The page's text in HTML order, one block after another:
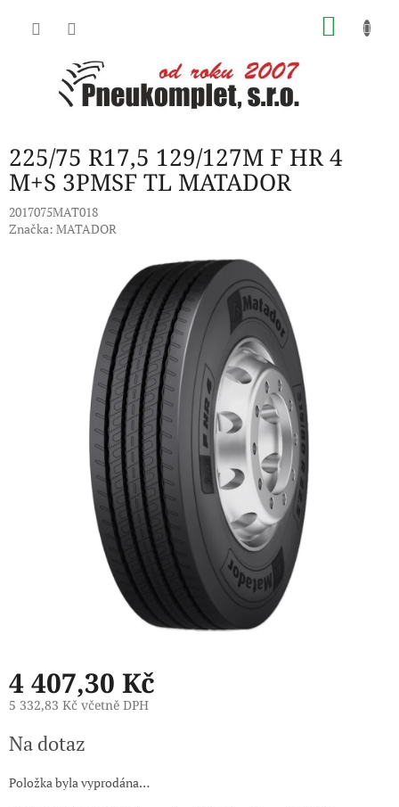
225/75 R17,5 129/127M F HR 4
M+S 3PMSF TL MATADOR
2017075MAT018
Značka: MATADOR
4 407,30 Kč
5 332,83 Kč včetně DPH
cena:
Na dotaz
Položka byla vyprodána…